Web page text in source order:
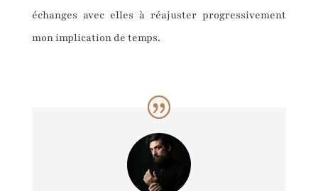
échanges avec elles à réajuster progressivement
mon implication de temps.